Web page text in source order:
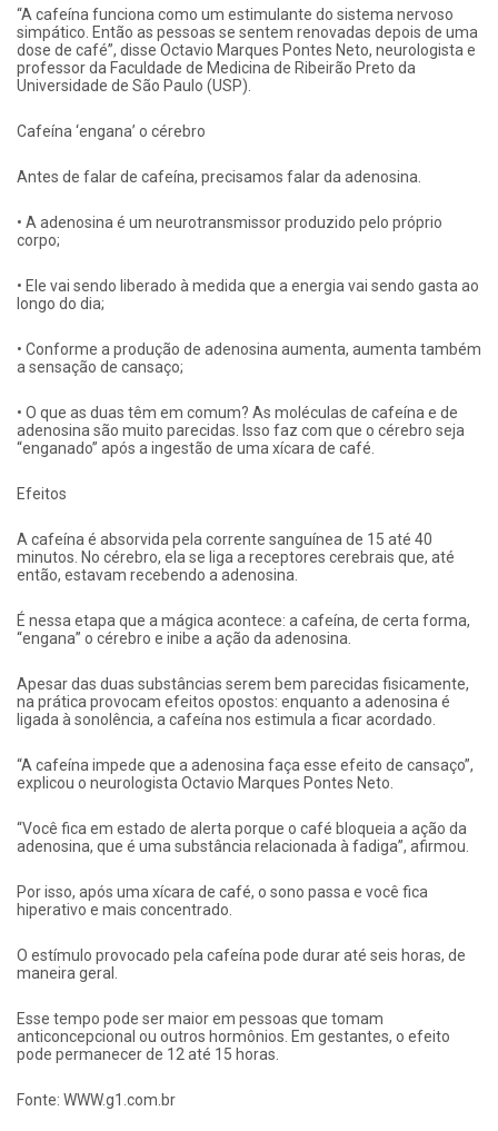
“A cafeína funciona como um estimulante do sistema nervoso
simpático. Então as pessoas se sentem renovadas depois de uma
dose de café”, disse Octavio Marques Pontes Neto, neurologista e
professor da Faculdade de Medicina de Ribeirão Preto da
Universidade de São Paulo (USP).
Cafeína ‘engana’ o cérebro
Antes de falar de cafeína, precisamos falar da adenosina.
• A adenosina é um neurotransmissor produzido pelo próprio
corpo;
• Ele vai sendo liberado à medida que a energia vai sendo gasta ao
longo do dia;
• Conforme a produção de adenosina aumenta, aumenta também
a sensação de cansaço;
• O que as duas têm em comum? As moléculas de cafeína e de
adenosina são muito parecidas. Isso faz com que o cérebro seja
“enganado” após a ingestão de uma xícara de café.
Efeitos
A cafeína é absorvida pela corrente sanguínea de 15 até 40
minutos. No cérebro, ela se liga a receptores cerebrais que, até
então, estavam recebendo a adenosina.
É nessa etapa que a mágica acontece: a cafeína, de certa forma,
“engana” o cérebro e inibe a ação da adenosina.
Apesar das duas substâncias serem bem parecidas fisicamente,
na prática provocam efeitos opostos: enquanto a adenosina é
ligada à sonolência, a cafeína nos estimula a ficar acordado.
“A cafeína impede que a adenosina faça esse efeito de cansaço”,
explicou o neurologista Octavio Marques Pontes Neto.
“Você fica em estado de alerta porque o café bloqueia a ação da
adenosina, que é uma substância relacionada à fadiga”, afirmou.
Por isso, após uma xícara de café, o sono passa e você fica
hiperativo e mais concentrado.
O estímulo provocado pela cafeína pode durar até seis horas, de
maneira geral.
Esse tempo pode ser maior em pessoas que tomam
anticoncepcional ou outros hormônios. Em gestantes, o efeito
pode permanecer de 12 até 15 horas.
Fonte: WWW.g1.com.br